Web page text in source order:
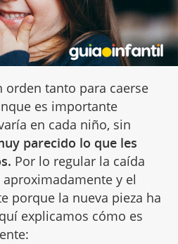
orden tanto para caerse
es importante
en cada niño, sin
parecido lo que les
Por lo regular la caída
y el
porque la nueva pieza ha
explicamos cómo es